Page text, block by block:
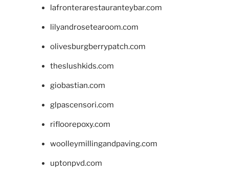
lafronterarestauranteybar.com
lilyandrosetearoom.com
olivesburgberrypatch.com
theslushkids.com
giobastian.com
glpascensori.com
rifloorepoxy.com
woolleymillingandpaving.com
uptonpvd.com